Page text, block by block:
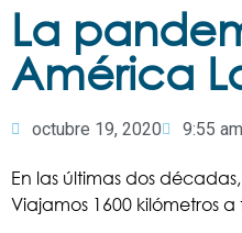
La
América
octubre 19, 2020 9:55 am
En las últimas dos
Viajamos 1600 kilómetros